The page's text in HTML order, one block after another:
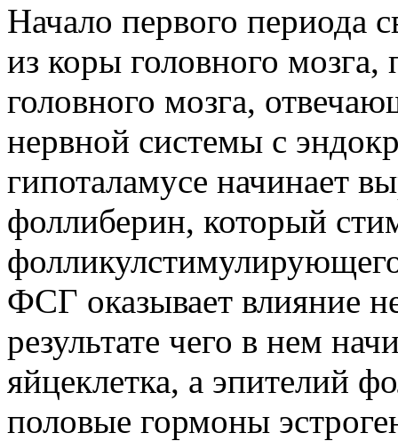
Начало первого периода
из коры головного мозга,
головного мозга,
нервной системы с
гипоталамусе начинает
фоллиберин, который
ФСГ оказывает влияние
результате чего в нем
яйцеклетка, а эпителий
половые гормоны